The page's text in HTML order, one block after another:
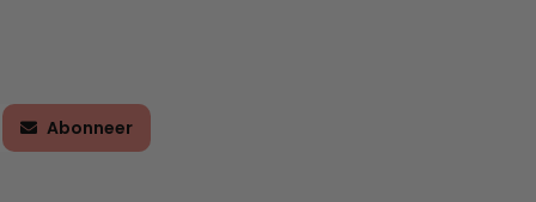
Abonneer